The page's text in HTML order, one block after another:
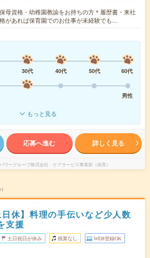
母資格・幼稚園教諭をお持ちの方＊履歴書・来社
があれば保育園でのお仕事が未経験でも…
30代 40代 50代
60代
男性
もっと見る
応募へ進む 詳しく見る
ワーグループ株式会社 ケアサービス事業部（保育）
日休】料理の手伝いなど少人数
支援
土日祝日が休み 残業なし WEB登録OK